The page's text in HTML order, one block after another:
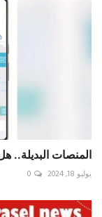
المنصات البديلة..
يوليو 18, 2024 0